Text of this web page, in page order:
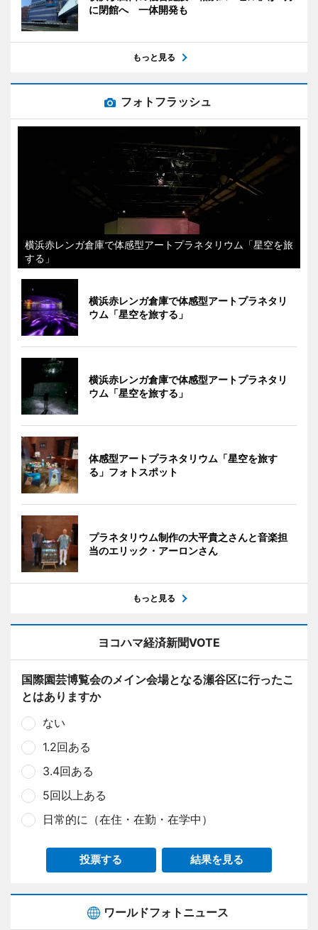
に閉館へ 一体開発も
もっと見る
フォトフラッシュ
横浜赤レンガ倉庫で体感型アートプラネタリウム「星空を旅
する」
横浜赤レンガ倉庫で体感型アートプラネタリ
ウム「星空を旅する」
横浜赤レンガ倉庫で体感型アートプラネタリ
ウム「星空を旅する」
体感型アートプラネタリウム「星空を旅す
る」フォトスポット
プラネタリウム制作の大平貴之さんと音楽担
当のエリック・アーロンさん
もっと見る
ヨコハマ経済新聞VOTE
国際園芸博覧会のメイン会場となる瀬谷区に行ったこ
とはありますか
ない
1.2回ある
3.4回ある
5回以上ある
日常的に（在住・在勤・在学中）
投票する 結果を見る
ワールドフォトニュース